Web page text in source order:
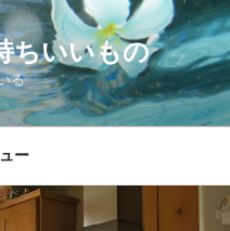
いいもの
る
ー